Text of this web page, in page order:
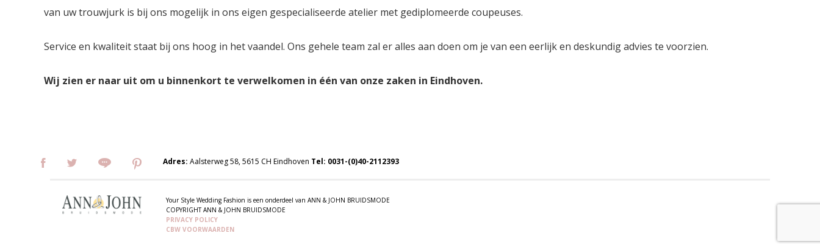
van uw trouwjurk is bij ons mogelijk in ons eigen gespecialiseerde atelier met gediplomeerde coupeuses.
Service en kwaliteit staat bij ons hoog in het vaandel. Ons gehele team zal er alles aan doen om je van een eerlijk en deskundig advies te voorzien.
Wij zien er naar uit om u binnenkort te verwelkomen in één van onze zaken in Eindhoven.
Adres:Aalsterweg 58, 5615 CH Eindhoven Tel: 0031-(0)40-2112393
Your Style Wedding Fashion is een onderdeel van ANN & JOHN BRUIDSMODE
COPYRIGHT ANN & JOHN BRUIDSMODE
PRIVACY POLICY
CBW VOORWAARDEN